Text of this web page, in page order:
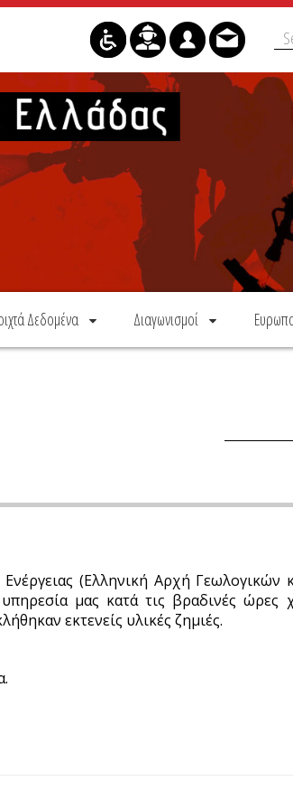
Δεδομένα Διαγωνισμοί
(Ελληνική Αρχή Γεωλογικών
μας κατά τις βραδινές ώρες
εκτενείς υλικές ζημιές.